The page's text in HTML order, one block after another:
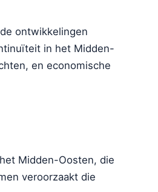
ontwikkelingen
in het Midden-
en economische
Midden-Oosten, die
veroorzaakt die